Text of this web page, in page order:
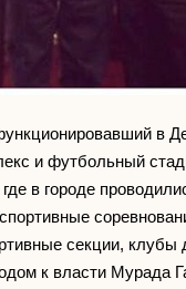
в
и футбольный
в городе
секции, клубы
к власти Мурада